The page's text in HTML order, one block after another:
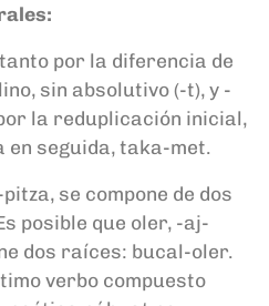
por la diferencia de
sin absolutivo (-t), y -
la reduplicación inicial,
seguida, taka-met.
se compone de dos
posible que oler, -aj-
dos raíces: bucal-oler.
verbo compuesto